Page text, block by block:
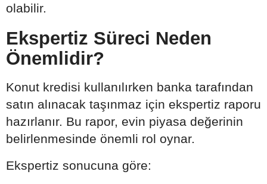
olabilir.
Ekspertiz Süreci Neden
Önemlidir?
Konut kredisi kullanılırken banka tarafından
satın alınacak taşınmaz için ekspertiz raporu
hazırlanır. Bu rapor, evin piyasa değerinin
belirlenmesinde önemli rol oynar.
Ekspertiz sonucuna göre: